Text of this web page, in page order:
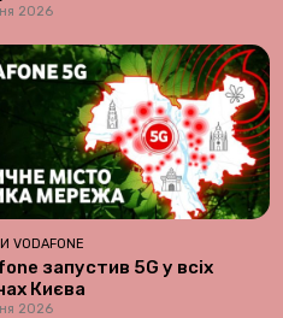
2026
VODAFONE
запустив 5G у всіх
Києва
2026